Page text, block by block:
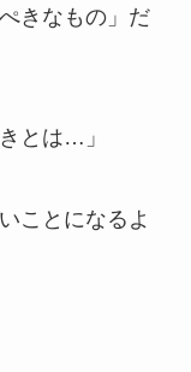
きなもの」だ
とは…」
ことになるよ